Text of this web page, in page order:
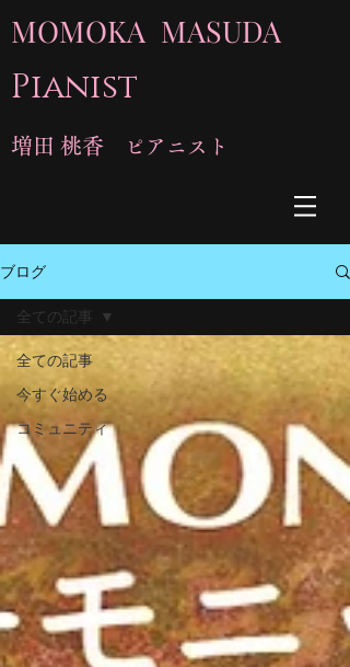
MOMOKA MASUDA
Pianist
増田 桃香 ピアニスト
ブログ
全ての記事
今すぐ始める
コミュニティ
全ての記事